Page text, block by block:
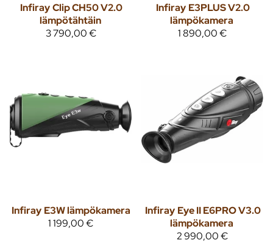
InfirayClip CH50 V2.0
lämpötähtäin
3 790,00 €
Infiray E3PLUS V2.0
lämpökamera
1 890,00 €
Infiray E3W lämpökamera
1 199,00 €
Infiray Eye II E6PRO V3.0
lämpökamera
2 990,00 €